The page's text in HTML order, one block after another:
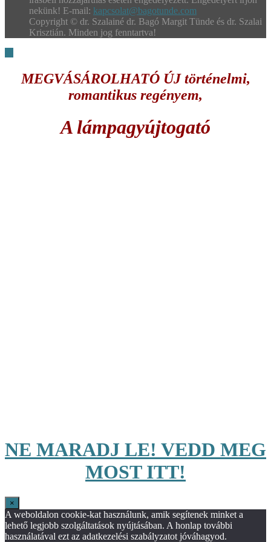
nekünk! E-mail: kapcsolat@bagotunde.com
Copyright © dr. Szalainé dr. Bagó Margit Tünde és dr. Szalai
Krisztián. Minden jog fenntartva!
MEGVÁSÁROLHATÓ ÚJ történelmi,
romantikus regényem,
A lámpagyújtogató
NE MARADJ LE! VEDD MEG
MOST ITT!
×
A weboldalon cookie-kat használunk, amik segítenek minket a
lehető legjobb szolgáltatások nyújtásában. A honlap további
használatával ezt az adatkezelési szabályzatot jóváhagyod.